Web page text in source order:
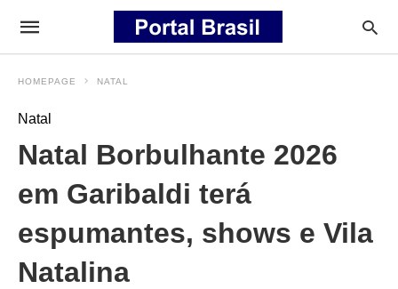
HOMEPAGE NATAL
Natal
Natal Borbulhante 2026
em Garibaldi terá
espumantes, shows e Vila
Natalina